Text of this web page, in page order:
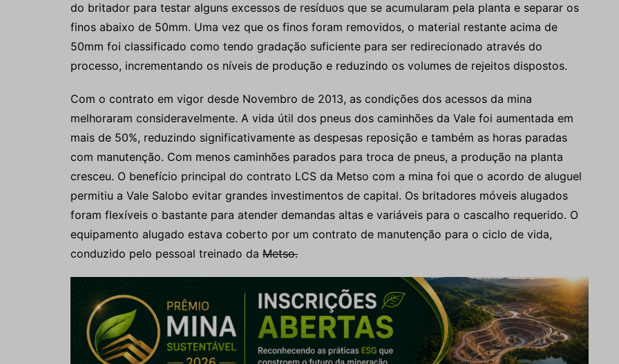
do britador para testar alguns excessos de resíduos que se acumularam pela planta e separar os
finos abaixo de 50mm. Uma vez que os finos foram removidos, o material restante acima de
50mm foi classificado como tendo gradação suficiente para ser redirecionado através do
processo, incrementando os níveis de produção e reduzindo os volumes de rejeitos dispostos.
Com o contrato em vigor desde Novembro de 2013, as condições dos acessos da mina
melhoraram consideravelmente. A vida útil dos pneus dos caminhões da Vale foi aumentada em
mais de 50%, reduzindo significativamente as despesas reposição e também as horas paradas
com manutenção. Com menos caminhões parados para troca de pneus, a produção na planta
cresceu. O benefício principal do contrato LCS da Metso com a mina foi que o acordo de aluguel
permitiu a Vale Salobo evitar grandes investimentos de capital. Os britadores móveis alugados
foram flexíveis o bastante para atender demandas altas e variáveis para o cascalho requerido. O
equipamento alugado estava coberto por um contrato de manutenção para o ciclo de vida,
conduzido pelo pessoal treinado da Metso.